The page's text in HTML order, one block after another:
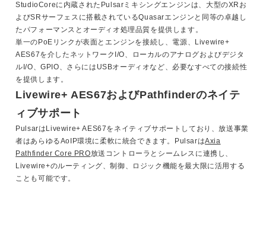
StudioCoreに内蔵されたPulsarミキシングエンジンは、大型のXRお
よびSRサーフェスに搭載されているQuasarエンジンと同等の卓越し
たパフォーマンスとオーディオ処理品質を提供します。
単一のPoEリンクが表面とエンジンを接続し、電源、Livewire+
AES67を介したネットワークI/O、ローカルのアナログおよびデジタ
ルI/O、GPIO、さらにはUSBオーディオなど、必要なすべての接続性
を提供します。
Livewire+ AES67およびPathfinderのネイテ
ィブサポート
PulsarはLivewire+ AES67をネイティブサポートしており、放送事業
者はあらゆるAoIP環境に柔軟に統合できます。PulsarはAxia
Pathfinder Core PRO放送コントローラとシームレスに連携し、
Livewire+のルーティング、制御、ロジック機能を最大限に活用する
ことも可能です。